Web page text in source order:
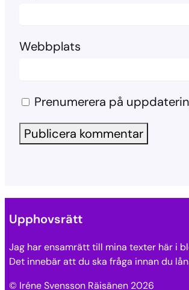
Webbplats
Prenumerera på
Upphovsrätt
Jag har ensamrätt till mina texter här i
Det innebär att du ska fråga innan du
© Iréne Svensson Räisänen 2026